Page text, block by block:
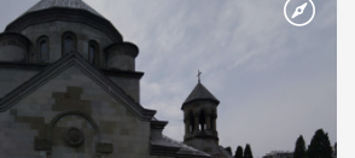
Русі. На честь Херсонесу Таврійського